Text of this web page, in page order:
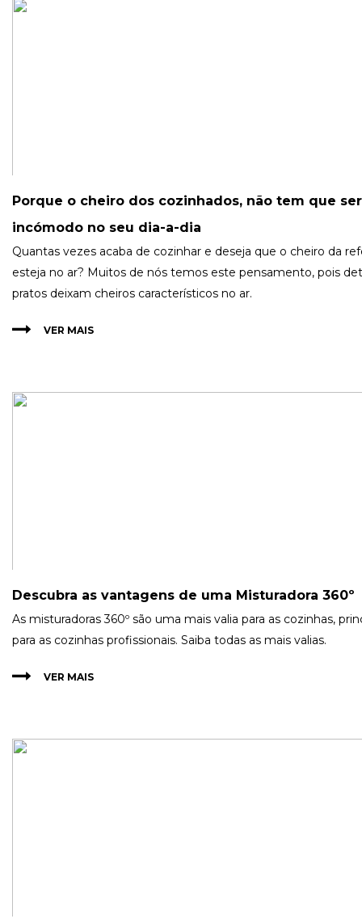
Porque o cheiro dos cozinhados, não tem que
incómodo no seu dia-a-dia
​Quantas vezes acaba de cozinhar e deseja que o cheiro da
esteja no ar? Muitos de nós temos este pensamento, pois
pratos deixam cheiros característicos no ar.
VER MAIS
Descubra as vantagens de uma Misturadora 360º
As misturadoras 360º são uma mais valia para as cozinhas,
para as cozinhas profissionais. Saiba todas as mais valias.
VER MAIS